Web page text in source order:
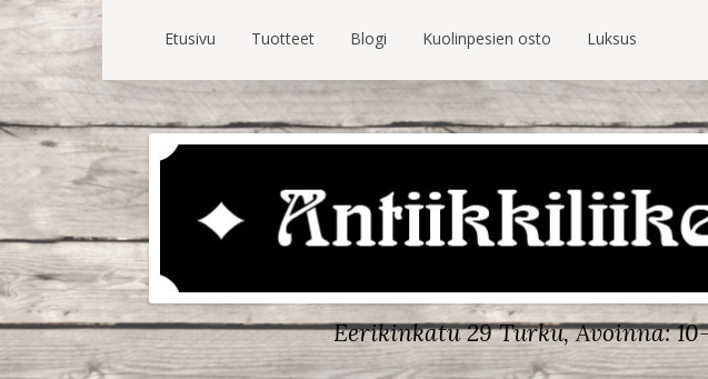
Etusivu Tuotteet Blogi Kuolinpesien osto Luksus
Eerikinkatu 29 Turku, Avoinna: 10-